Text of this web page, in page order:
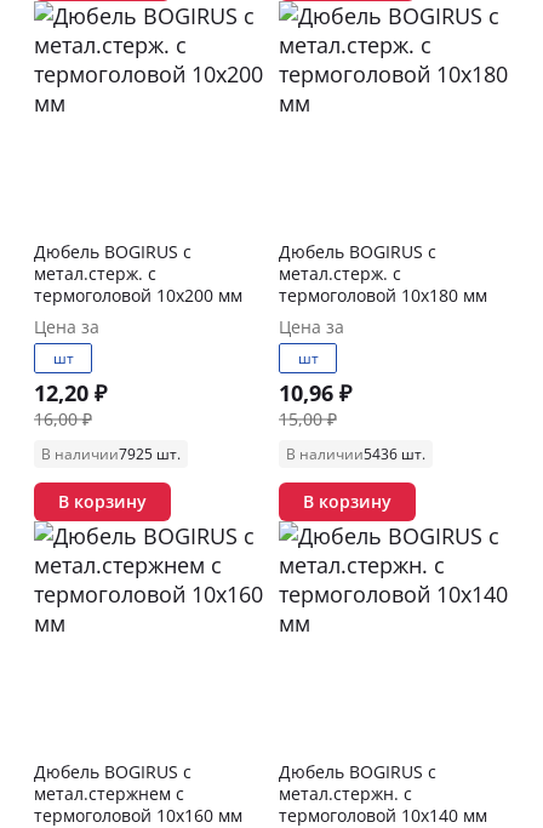
Дюбель BOGIRUS с
метал.стерж. с
термоголовой 10х200 мм
Цена за
шт
12,20 ₽
16,00 ₽
В наличии7925 шт.
В корзину
Дюбель BOGIRUS с
метал.стерж. с
термоголовой 10х180 мм
Цена за
шт
10,96 ₽
15,00 ₽
В наличии5436 шт.
В корзину
Дюбель BOGIRUS с
метал.стержнем с
термоголовой 10х160 мм
Дюбель BOGIRUS с
метал.стержн. с
термоголовой 10х140 мм